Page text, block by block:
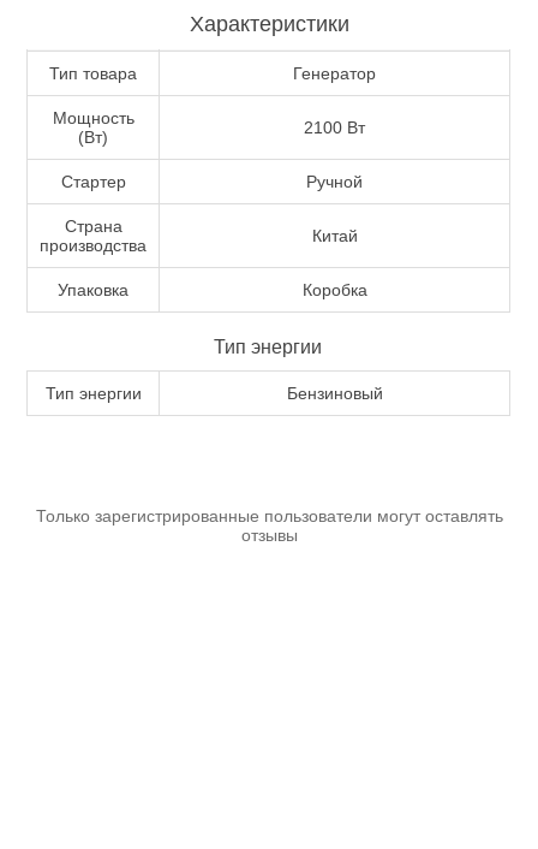
Пневмоинструменты
Измерительный инструмент
Характеристики
Тип товара Генератор
Мощность
(Вт)
2100 Вт
Стартер Ручной
Страна
производства
Китай
Упаковка Коробка
Тип энергии
Тип энергии Бензиновый
Только зарегистрированные пользователи могут оставлять
отзывы